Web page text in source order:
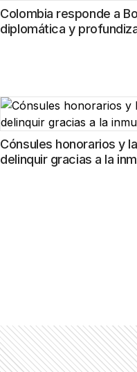
Colombia responde a
diplomática y
Cónsules honorarios y
delinquir gracias a la